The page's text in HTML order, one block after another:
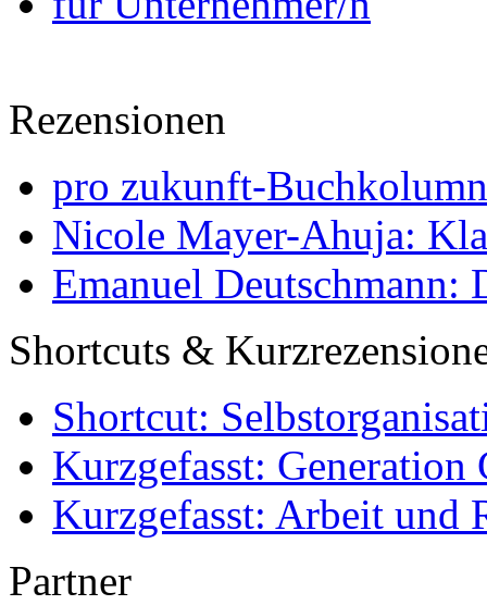
Rezensionen
pro zukunft-
Nicole Mayer-Ahuja:
Emanuel Deutschmann:
Shortcuts &
Shortcut:
Kurzgefasst: Generation
Kurzgefasst: Arbeit und
Partner